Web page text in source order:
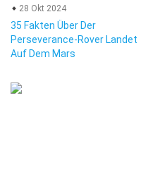
28 Okt 2024
35 Fakten Über Der
Perseverance-Rover Landet
Auf Dem Mars